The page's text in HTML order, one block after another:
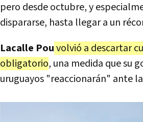
pero desde octubre, y
dispararse, hasta llegar a un
Lacalle Pouvolvió a descartar
obligatorio, una medida que su
uruguayos "reaccionarán" ante